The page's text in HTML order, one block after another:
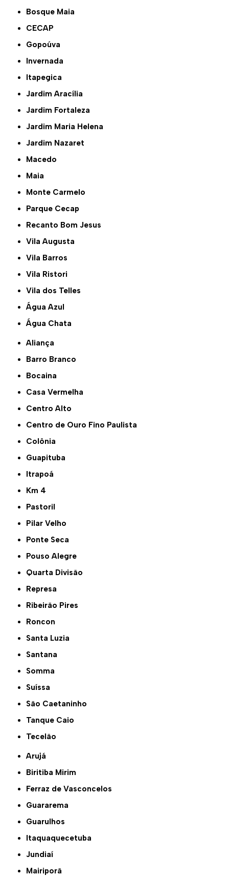
Bosque Maia
CECAP
Gopoúva
Invernada
Itapegica
Jardim Aracília
Jardim Fortaleza
Jardim Maria Helena
Jardim Nazaret
Macedo
Maia
Monte Carmelo
Parque Cecap
Recanto Bom Jesus
Vila Augusta
Vila Barros
Vila Ristori
Vila dos Telles
Água Azul
Água Chata
Aliança
Barro Branco
Bocaina
Casa Vermelha
Centro Alto
Centro de Ouro Fino Paulista
Colônia
Guapituba
Itrapoá
Km 4
Pastoril
Pilar Velho
Ponte Seca
Pouso Alegre
Quarta Divisão
Represa
Ribeirão Pires
Roncon
Santa Luzia
Santana
Somma
Suíssa
São Caetaninho
Tanque Caio
Tecelão
Arujá
Biritiba Mirim
Ferraz de Vasconcelos
Guararema
Guarulhos
Itaquaquecetuba
Jundiaí
Mairiporã